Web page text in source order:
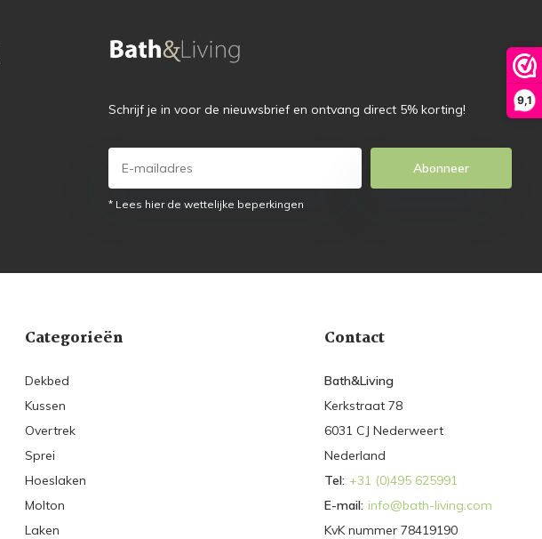
9,1
Schrijf je in voor de nieuwsbrief en ontvang direct 5% korting!
Abonneer
* Lees hier de wettelijke beperkingen
Categorieën
Dekbed
Kussen
Overtrek
Sprei
Hoeslaken
Molton
Laken
Contact
Bath&Living
Kerkstraat 78
6031 CJ Nederweert
Nederland
Tel: +31 (0)495 625991
E-mail: info@bath-living.com
KvK nummer 78419190